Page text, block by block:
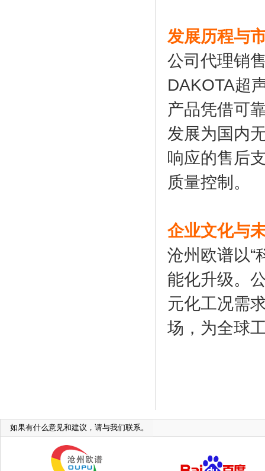
发展历程与
公司代理销
DAKOTA超
产品凭借可
发展为国内
响应的售后
质量控制。
企业文化与
沧州欧谱以“
能化升级。
元化工况需
场，为全球
如果有什么意见和建议，请与我们联系。